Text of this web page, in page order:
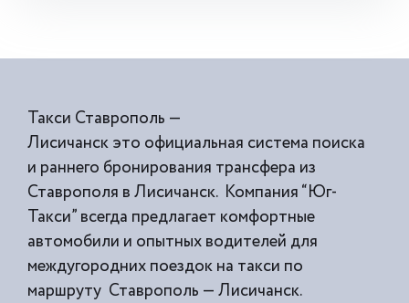
Такси Ставрополь —
Лисичанск это официальная система поиска
и раннего бронирования трансфера из
Ставрополя в Лисичанск. Компания “Юг-
Такси” всегда предлагает комфортные
автомобили и опытных водителей для
междугородних поездок на такси по
маршруту Ставрополь — Лисичанск.